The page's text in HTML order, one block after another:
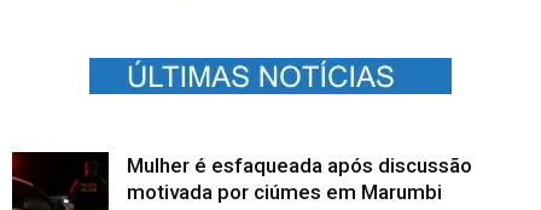
Mulher é esfaqueada após discussão
motivada por ciúmes em Marumbi